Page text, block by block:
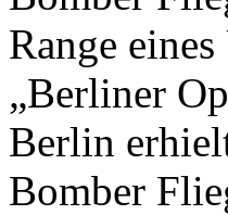
Range
„Berliner
Berlin
Bomber